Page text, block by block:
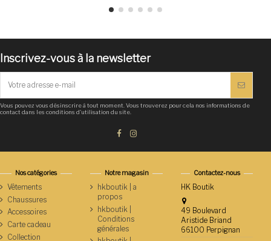
Inscrivez-vous à la newsletter
Vous pouvez vous désinscrire à tout moment. Vous trouverez pour cela nos informations de
contact dans les conditions d'utilisation du site.
Nos catégories
Vêtements
Chaussures
Accessoires
Carte cadeau
Collection
Notre magasin
hkboutik | a
propos
hkboutik |
Conditions
générales
Contactez-nous
HK Boutik
49 Boulevard
Aristide Briand
66100 Perpignan